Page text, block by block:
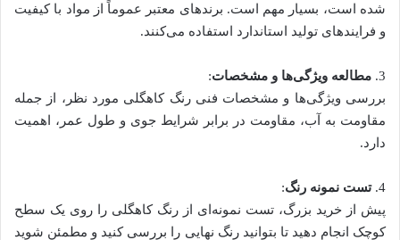
شده است، بسیار مهم است. برندهای معتبر عموماً از مواد با کیفیت
و فرایندهای تولید استاندارد استفاده می‌کنند.
3. مطالعه ویژگی‌ها و مشخصات:
بررسی ویژگی‌ها و مشخصات فنی رنگ کاهگلی مورد نظر، از جمله
مقاومت به آب، مقاومت در برابر شرایط جوی و طول عمر، اهمیت
دارد.
4. تست نمونه رنگ:
پیش از خرید بزرگ، تست نمونه‌ای از رنگ کاهگلی را روی یک سطح
کوچک انجام دهید تا بتوانید رنگ نهایی را بررسی کنید و مطمئن شوید